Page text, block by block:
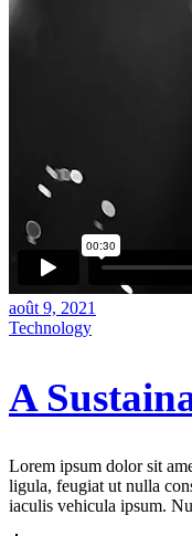
août 9, 2021
Technology
A
Lorem ipsum dolor sit
ligula, feugiat ut nulla
iaculis vehicula ipsum.